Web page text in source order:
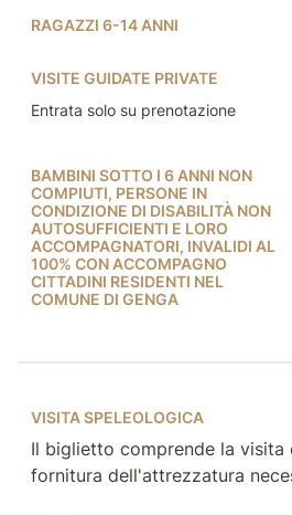
RAGAZZI 6-14 ANNI
VISITE GUIDATE PRIVATE
Entrata solo su prenotazione
BAMBINI SOTTO I 6 ANNI NON
COMPIUTI, PERSONE IN
CONDIZIONE DI DISABILITÀ NON
AUTOSUFFICIENTI E LORO
ACCOMPAGNATORI, INVALIDI AL
100% CON ACCOMPAGNO
CITTADINI RESIDENTI NEL
COMUNE DI GENGA
VISITA SPELEOLOGICA
Il biglietto comprende la visita
fornitura dell'attrezzatura